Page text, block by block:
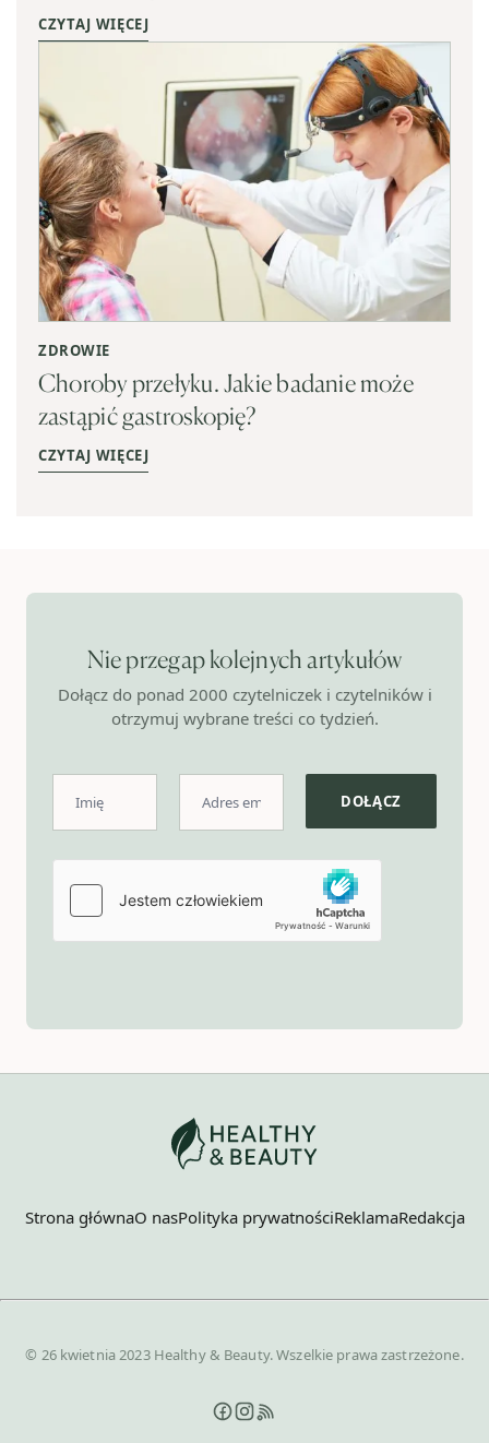
CZYTAJ WIĘCEJ
ZDROWIE
Choroby przełyku. Jakie badanie może
zastąpić gastroskopię?
CZYTAJ WIĘCEJ
Nie przegap kolejnych artykułów
Dołącz do ponad 2000 czytelniczek i czytelników i
otrzymuj wybrane treści co tydzień.
Strona głównaO nasPolityka prywatnościReklamaRedakcja
© 26 kwietnia 2023 Healthy & Beauty. Wszelkie prawa zastrzeżone.